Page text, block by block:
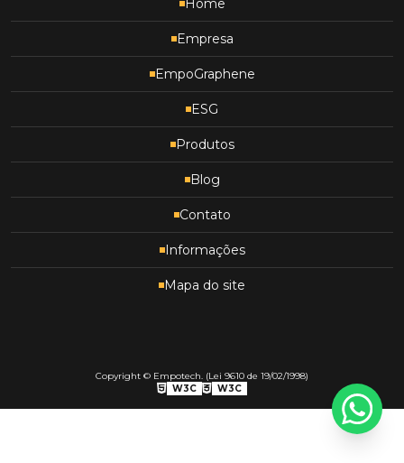
Home
Empresa
EmpoGraphene
ESG
Produtos
Blog
Contato
Informações
Mapa do site
Copyright © Empotech. (Lei 9610 de 19/02/1998)
W3C
W3C